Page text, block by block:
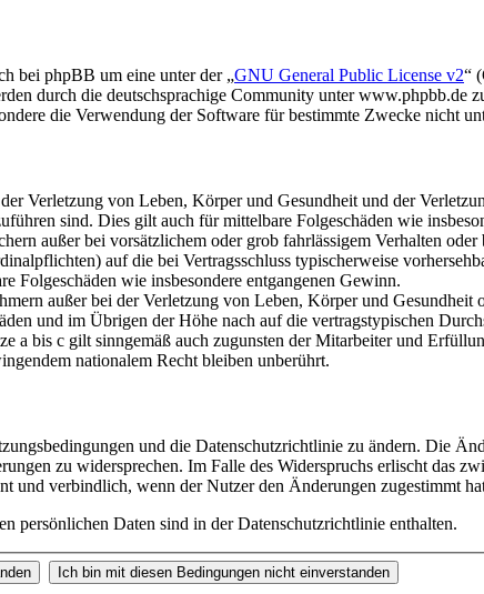
bei phpBB um eine unter der „GNU General Public License v2“
durch die deutschsprachige Community unter
die Verwendung der Software für bestimmte Zwecke nicht
Verletzung von Leben, Körper und Gesundheit und der
sind. Dies gilt auch für mittelbare Folgeschäden wie
außer bei vorsätzlichem oder grob fahrlässigem Verhalten
auf die bei Vertragsschluss typischerweise
Folgeschäden wie insbesondere entgangenen Gewinn.
außer bei der Verletzung von Leben, Körper und
und im Übrigen der Höhe nach auf die vertragstypischen
a bis c gilt sinngemäß auch zugunsten der Mitarbeiter und
nationalem Recht bleiben unberührt.
und die Datenschutzrichtlinie zu ändern. Die
zu widersprechen. Im Falle des Widerspruchs erlischt das
und verbindlich, wenn der Nutzer den Änderungen zugestimmt
persönlichen Daten sind in der Datenschutzrichtlinie enthalten.